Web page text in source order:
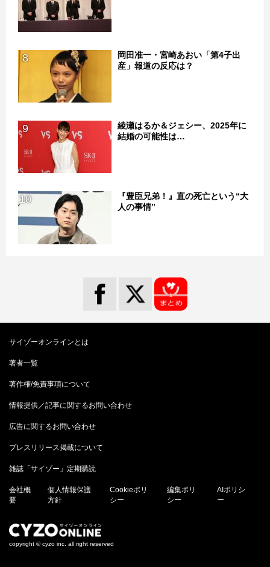
8
岡田准一・宮崎あおい「第4子出
産」報道の反応は？
9
綾瀬はるか＆ジェシー、2025年に
結婚の可能性は…
10
『豊臣兄弟！』直の死亡という“大
人の事情”
サイゾーオンラインとは
著者一覧
著作権/免責事項について
情報提供／記事に関するお問い合わせ
広告に関するお問い合わせ
プレスリリース掲載について
雑誌「サイゾー」定期購読
会社概
要
個人情報保護
方針
Cookieポリ
シー
編集ポリ
シー
AIポリシ
ー
copyright © cyzo inc. all right reserved